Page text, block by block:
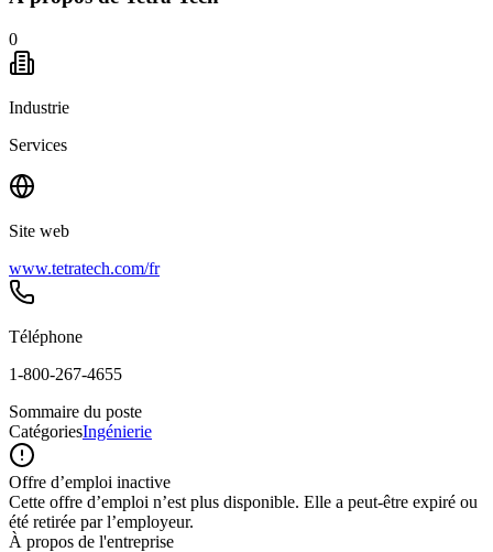
0
Industrie
Services
Site web
www.tetratech.com/fr
Téléphone
1-800-267-4655
Sommaire du poste
CatégoriesIngénierie
Offre d’emploi inactive
Cette offre d’emploi n’est plus disponible. Elle a peut-être expiré ou
été retirée par l’employeur.
À propos de l'entreprise